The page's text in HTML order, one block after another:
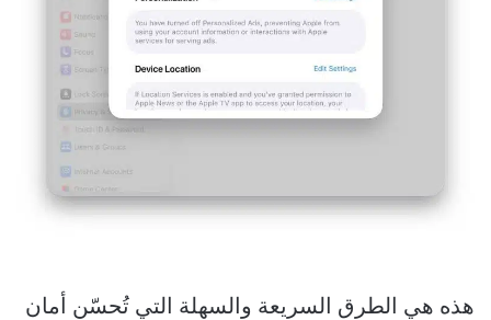
هذه هي الطرق السريعة والسهلة التي تُحسّن أمان